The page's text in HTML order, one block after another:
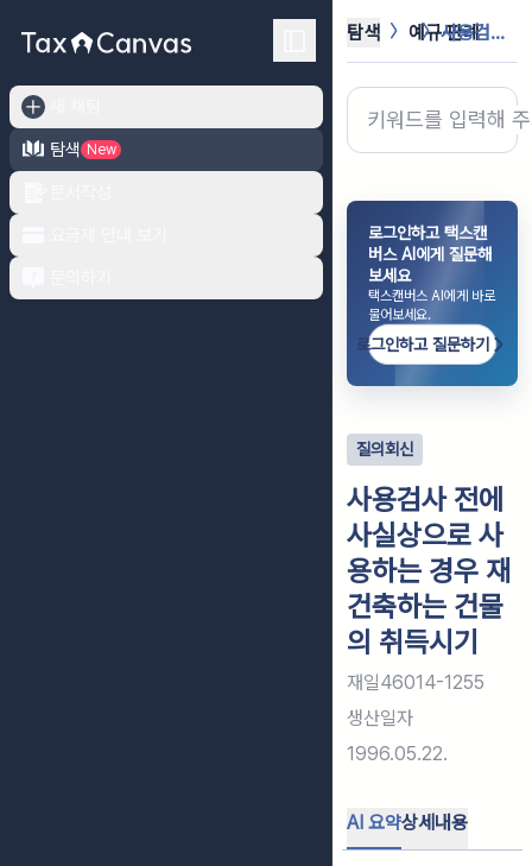
탐색
New
탐색 예규·판례 사용검사 전에 사실상으로 사용하는 경...
로그인하고 택스캔
버스 AI에게 질문해
보세요
택스캔버스 AI에게 바로
물어보세요.
로그인하고 질문하기
질의회신
사용검사 전에
사실상으로 사
용하는 경우 재
건축하는 건물
의 취득시기
재일46014-1255
생산일자
1996.05.22.
AI 요약상세내용